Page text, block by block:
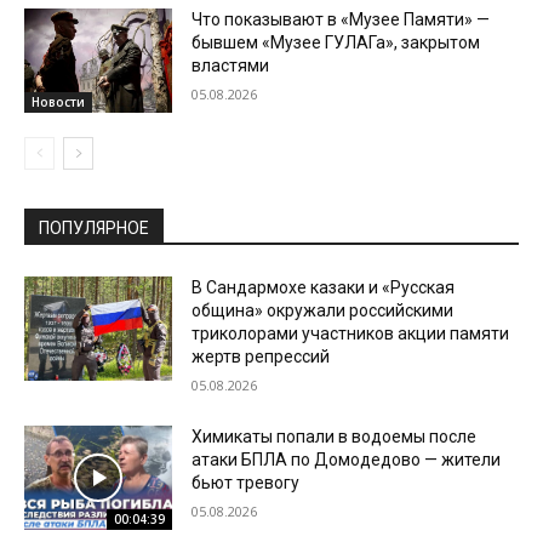
Новости
Что показывают в «Музее Памяти» —
бывшем «Музее ГУЛАГа», закрытом
властями
05.08.2026
ПОПУЛЯРНОЕ
В Сандармохе казаки и «Русская
община» окружали российскими
триколорами участников акции памяти
жертв репрессий
05.08.2026
00:04:39
Химикаты попали в водоемы после
атаки БПЛА по Домодедово — жители
бьют тревогу
05.08.2026